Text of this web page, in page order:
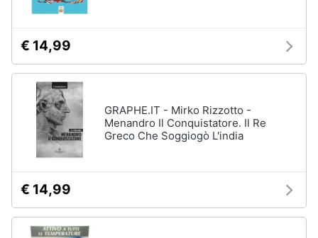
€ 14,99
GRAPHE.IT - Mirko Rizzotto -
Menandro Il Conquistatore. Il Re
Greco Che Soggiogò L'india
€ 14,99